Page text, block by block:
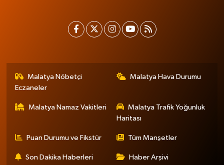
Malatya Nöbetçi
Eczaneler
Malatya Hava Durumu
Malatya Namaz Vakitleri
Malatya Trafik Yoğunluk
Haritası
Puan Durumu ve Fikstür Tüm Manşetler
Son Dakika Haberleri Haber Arşivi